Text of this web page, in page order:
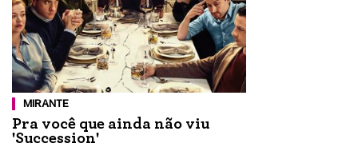
MIRANTE
Pra você que ainda não viu
'Succession'